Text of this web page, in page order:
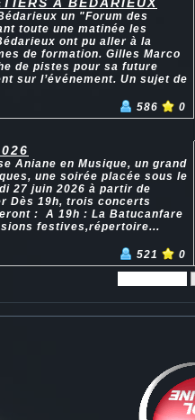
un "Forum des
toute une matinée les
ont pu aller à la
de formation. Gilles Marco
de pistes pour sa future
sur l’événement. Un sujet de
586
0
Aniane en Musique, un grand
une soirée placée sous le
27 juin 2026 à partir de
Dès 19h, trois concerts
: A 19h : La Batucanfare
festives,répertoire...
521 0